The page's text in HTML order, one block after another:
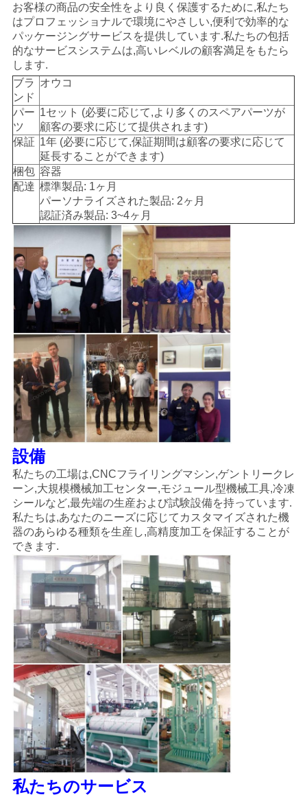
お客様の商品の安全性をより良く保護するために,私たち
はプロフェッショナルで環境にやさしい,便利で効率的な
パッケージングサービスを提供しています.私たちの包括
的なサービスシステムは,高いレベルの顧客満足をもたら
します.
ブラ
ンド
オウコ
パー
ツ
1セット (必要に応じて,より多くのスペアパーツが
顧客の要求に応じて提供されます)
保証 1年 (必要に応じて,保証期間は顧客の要求に応じて
延長することができます)
梱包 容器
配達 標準製品: 1ヶ月
パーソナライズされた製品: 2ヶ月
認証済み製品: 3~4ヶ月
設備
私たちの工場は,CNCフライリングマシン,ゲントリークレ
ーン,大規模機械加工センター,モジュール型機械工具,冷凍
シールなど,最先端の生産および試験設備を持っています.
私たちは,あなたのニーズに応じてカスタマイズされた機
器のあらゆる種類を生産し,高精度加工を保証することが
できます.
私たちのサービス